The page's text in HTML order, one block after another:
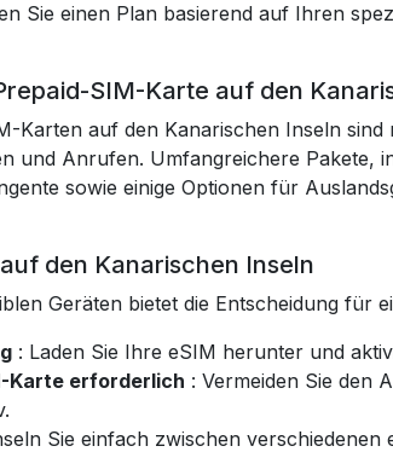
Sie einen Plan basierend auf Ihren
SIM-Karte auf den
Karten auf den Kanarischen Inseln
und Anrufen. Umfangreichere
sowie einige Optionen für
den Kanarischen Inseln
Geräten bietet die Entscheidung für
: Laden Sie Ihre eSIM herunter und
Karte erforderlich : Vermeiden Sie den
Sie einfach zwischen